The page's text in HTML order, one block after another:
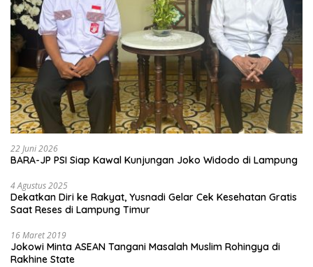
22 Juni 2026
BARA-JP PSI Siap Kawal Kunjungan Joko Widodo di Lampung
4 Agustus 2025
Dekatkan Diri ke Rakyat, Yusnadi Gelar Cek Kesehatan Gratis
Saat Reses di Lampung Timur
16 Maret 2019
Jokowi Minta ASEAN Tangani Masalah Muslim Rohingya di
Rakhine State